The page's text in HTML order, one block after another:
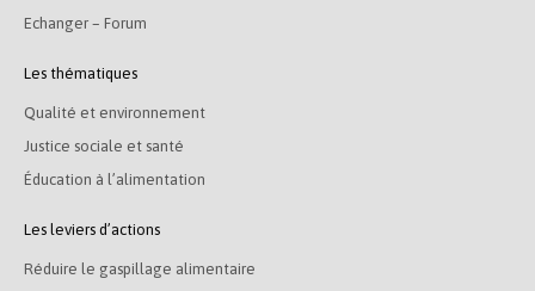
Echanger – Forum
Les thématiques
Qualité et environnement
Justice sociale et santé
Éducation à l’alimentation
Les leviers d’actions
Réduire le gaspillage alimentaire